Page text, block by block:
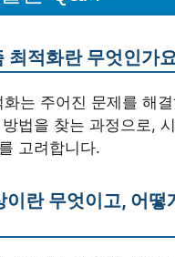
최적화란 무엇인가
는 주어진 문제를 해
법을 찾는 과정으로,
고려합니다.
란 무엇이고, 어떻